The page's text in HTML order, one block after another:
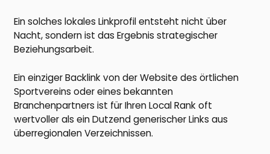
Ein solches lokales Linkprofil entsteht nicht über
Nacht, sondern ist das Ergebnis strategischer
Beziehungsarbeit.
Ein einziger Backlink von der Website des örtlichen
Sportvereins oder eines bekannten
Branchenpartners ist für Ihren Local Rank oft
wertvoller als ein Dutzend generischer Links aus
überregionalen Verzeichnissen.